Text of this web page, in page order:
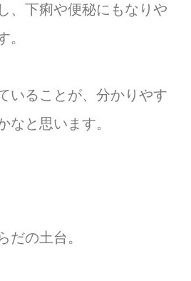
、下痢や便秘にもなりや
いることが、分かりやす
なと思います。
だの土台。